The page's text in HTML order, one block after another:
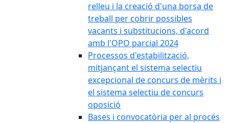
relleu i la creació d'una borsa de
treball per cobrir possibles
vacants i substitucions, d'acord
amb l'OPO parcial 2024
Processos d'estabilització,
mitjançant el sistema selectiu
excepcional de concurs de mèrits i
el sistema selectiu de concurs
oposició
Bases i convocatòria per al procés